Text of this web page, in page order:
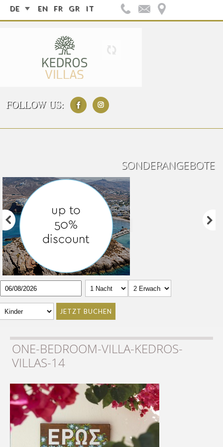
DE EN FR GR IT
FOLLOW US:
SONDERANGEBOTE
JETZT BUCHEN
ONE-BEDROOM-VILLA-KEDROS-
VILLAS-14